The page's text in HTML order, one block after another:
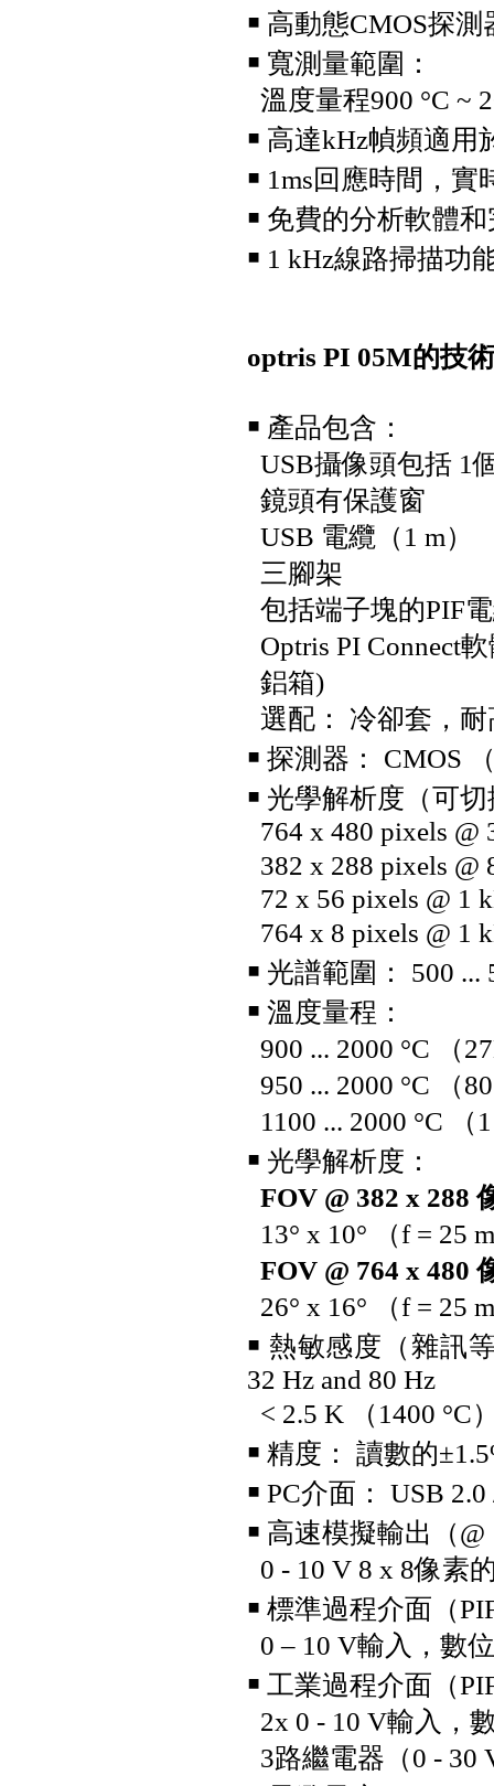
￭ 高動態CMOS探
￭ 寬測量範圍：
溫度量程900 °C ~
￭ 高達kHz幀頻適用
￭ 1ms回應時間，實
￭ 免費的分析軟體
￭ 1 kHz線路掃描功
optris PI 05M的技
￭ 產品包含：
USB攝像頭包括 1
鏡頭有保護窗
USB 電纜（1 m）
三腳架
包括端子塊的PIF
Optris PI Connect
鋁箱)
選配： 冷卻套，
￭ 探測器： CMOS
￭ 光學解析度（可
764 x 480 pixels @
382 x 288 pixels
72 x 56 pixels @ 1
764 x 8 pixels @ 1
￭ 光譜範圍： 500 ...
￭ 溫度量程：
900 ... 2000 °C （
950 ... 2000 °C （
1100 ... 2000 °C （
￭ 光學解析度：
FOV @ 382 x 288
13° x 10° （f = 25
FOV @ 764 x 480
26° x 16° （f = 25
￭ 熱敏感度（雜訊
32 Hz and 80 Hz
< 2.5 K （1400 °C
￭ 精度： 讀數的
￭ PC介面： USB
￭ 高速模擬輸出（
0 - 10 V 8 x 8像素
￭ 標準過程介面（
0 – 10 V輸入，數
￭ 工業過程介面（
2x 0 - 10 V輸入，
3路繼電器（0 - 30